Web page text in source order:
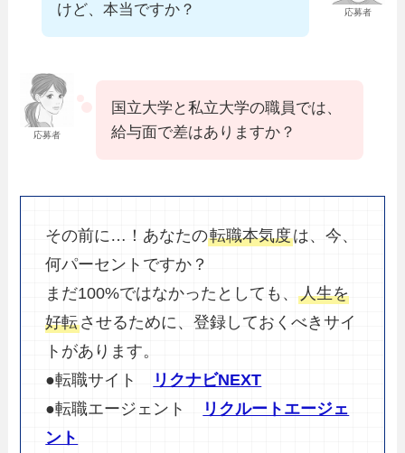
応募者
けど、本当ですか？
応募者
国立大学と私立大学の職員では、
給与面で差はありますか？
その前に…！あなたの転職本気度は、今、
何パーセントですか？
まだ100%ではなかったとしても、人生を
好転させるために、登録しておくべきサイ
トがあります。
●転職サイト
リクナビNEXT
●転職エージェント
リクルートエージェ
ント